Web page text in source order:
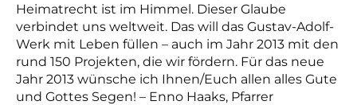
Heimatrecht ist im Himmel. Dieser Glaube
verbindet uns weltweit. Das will das Gustav-Adolf-
Werk mit Leben füllen – auch im Jahr 2013 mit den
rund 150 Projekten, die wir fördern. Für das neue
Jahr 2013 wünsche ich Ihnen/Euch allen alles Gute
und Gottes Segen! – Enno Haaks, Pfarrer